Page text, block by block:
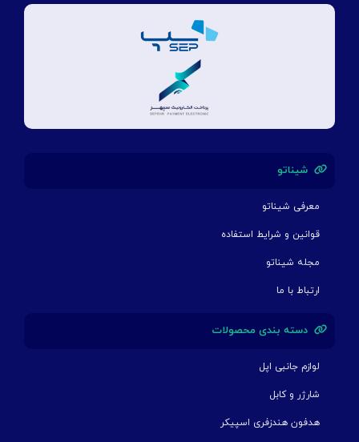
شیناتو
معرفی شیناتو
قوانین و شرایط استفاده
مجله شیناتو
ارتباط با ما
دسته بندی محصولات
لوازم جانبی اپل
شارژر و کابل
هدفون هندزفری اسپیکر